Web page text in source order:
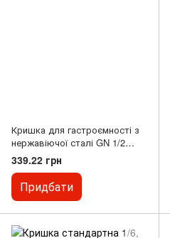
Кришка для гастроємності з
нержавіючої сталі GN 1/2
полікарбонатна прозора
GastroPlast
339.22 грн
Придбати